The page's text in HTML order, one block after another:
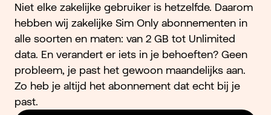
Niet elke zakelijke gebruiker is hetzelfde. Daarom
hebben wij zakelijke Sim Only abonnementen in
alle soorten en maten: van 2 GB tot Unlimited
data. En verandert er iets in je behoeften? Geen
probleem, je past het gewoon maandelijks aan.
Zo heb je altijd het abonnement dat echt bij je
past.